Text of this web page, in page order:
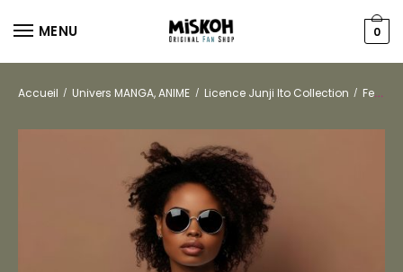
MENU 0
Accueil / Univers MANGA, ANIME / Licence Junji Ito Collection / Femmes